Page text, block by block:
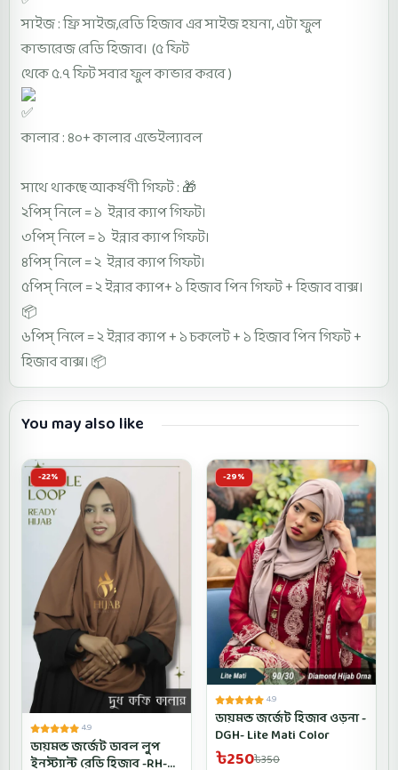
সাইজ : ফ্রি সাইজ,রেডি হিজাব এর সাইজ হয়না, এটা ফুল
কাভারেজ রেডি হিজাব। (৫ ফিট
থেকে ৫.৭ ফিট সবার ফুল কাভার করবে )
কালার : ৪০+ কালার এভেইল্যাবল
সাথে থাকছে আকর্ষণী গিফট : 🎁
২পিস্ নিলে = ১ ইন্নার ক্যাপ গিফট।
৩পিস্ নিলে = ১ ইন্নার ক্যাপ গিফট।
৪পিস্ নিলে = ২ ইন্নার ক্যাপ গিফট।
৫পিস্ নিলে = ২ ইন্নার ক্যাপ+ ১ হিজাব পিন গিফট + হিজাব বাক্স।
📦
৬পিস্ নিলে = ২ ইন্নার ক্যাপ + ১ চকলেট + ১ হিজাব পিন গিফট +
হিজাব বাক্স। 📦
You may also like
-22%
4.9
ডায়মন্ড জর্জেট ডাবল লুপ
ইনস্ট্যান্ট রেডি হিজাব -RH-
-29%
4.9
ডায়মন্ড জর্জেট হিজাব ওড়না -
DGH- Lite Mati Color
৳250৳350